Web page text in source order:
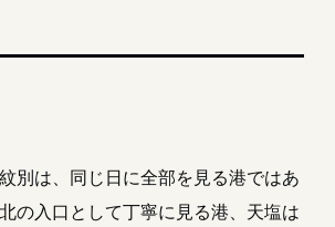
別は、同じ日に全部を見る港ではあ
の入口として丁寧に見る港、天塩は